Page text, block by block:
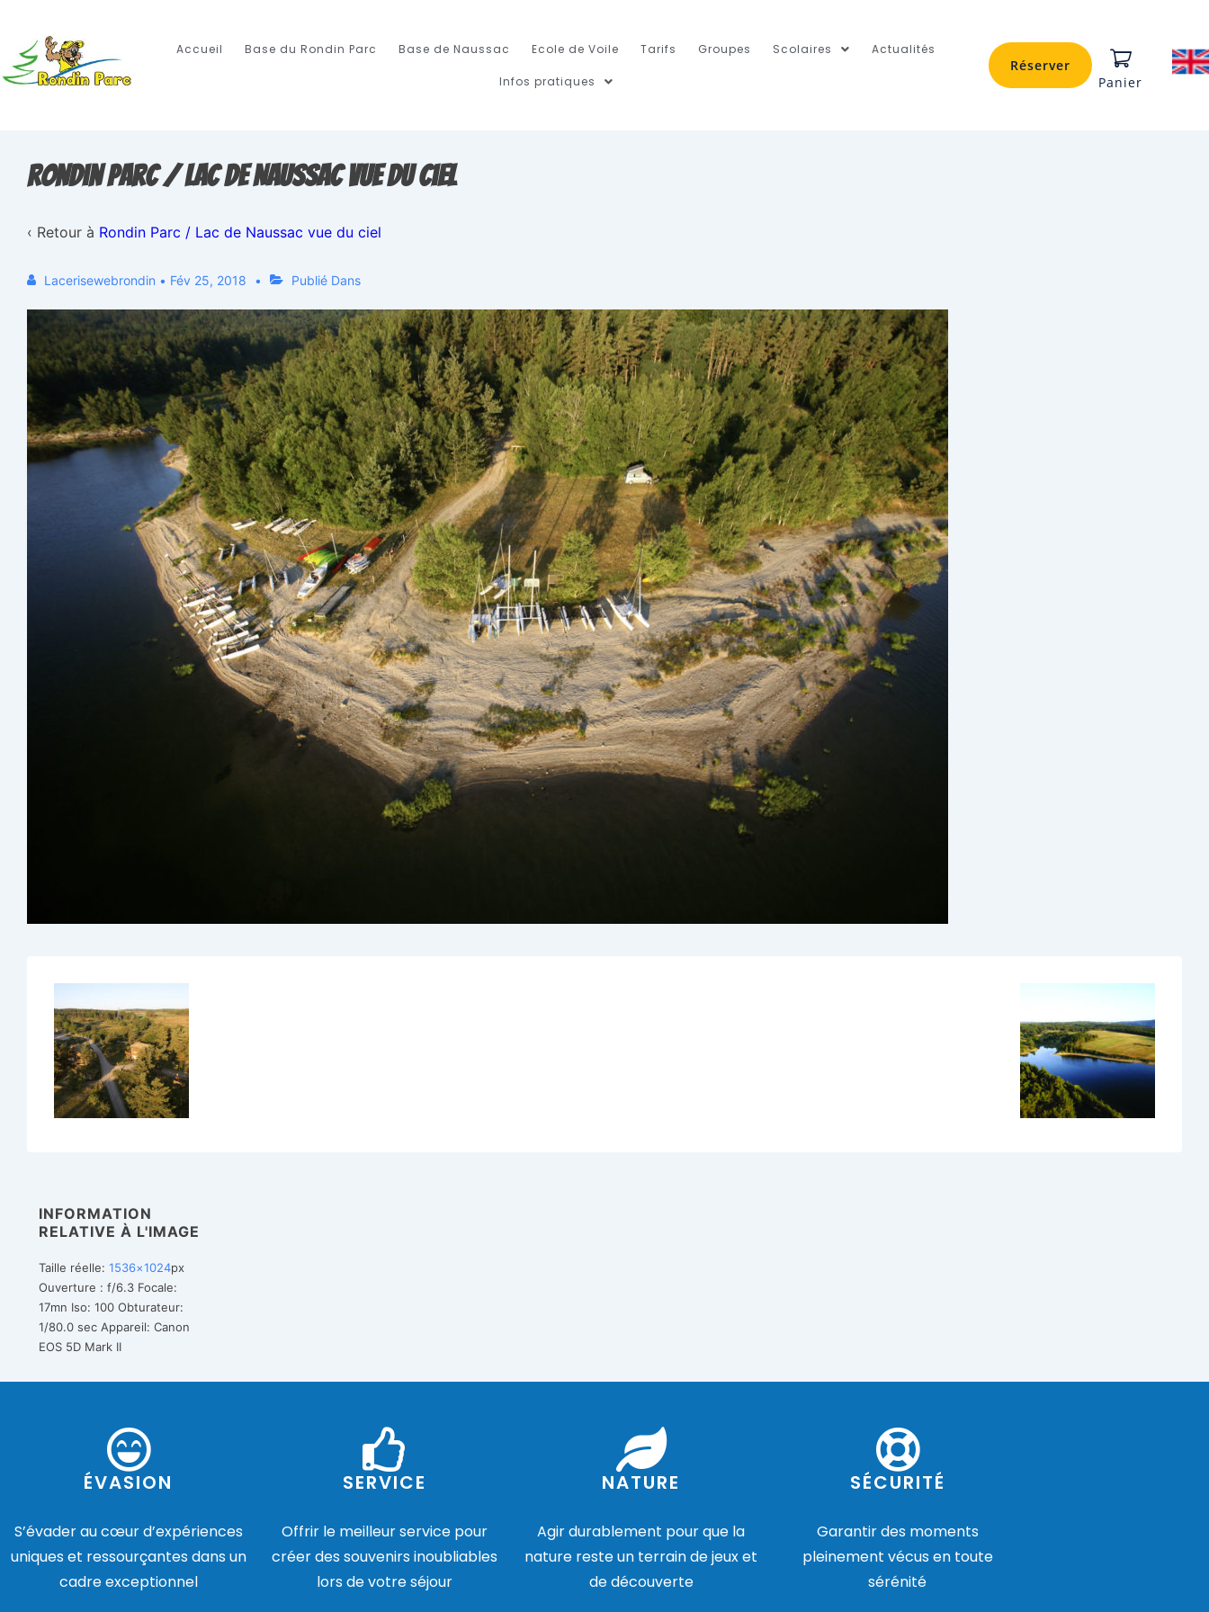
Accueil Base du Rondin Parc Base de Naussac Ecole de Voile Tarifs Groupes Scolaires Actualités
Infos pratiques
Réserver
Panier
Rondin Parc / Lac de Naussac vue du ciel
‹ Retour à Rondin Parc / Lac de Naussac vue du ciel
Lacerisewebrondin • Fév 25, 2018 Publié Dans
INFORMATION
RELATIVE À L'IMAGE
Taille réelle: 1536×1024px
Ouverture : f/6.3 Focale:
17mn Iso: 100 Obturateur:
1/80.0 sec Appareil: Canon
EOS 5D Mark II
ÉVASION
S’évader au cœur d’expériences
uniques et ressourçantes dans un
cadre exceptionnel
SERVICE
Offrir le meilleur service pour
créer des souvenirs inoubliables
lors de votre séjour
NATURE
Agir durablement pour que la
nature reste un terrain de jeux et
de découverte
SÉCURITÉ
Garantir des moments
pleinement vécus en toute
sérénité